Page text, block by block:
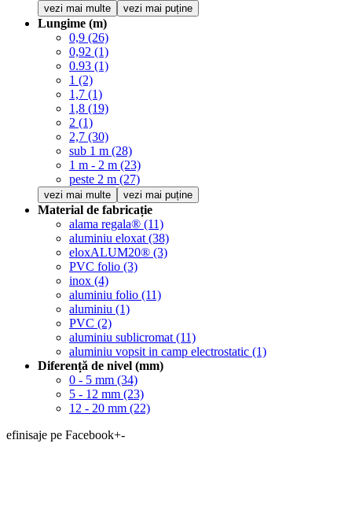
vezi mai multe vezi mai puține
Lungime (m)
0,9 (26)
0,92 (1)
0.93 (1)
1 (2)
1,7 (1)
1,8 (19)
2 (1)
2,7 (30)
sub 1 m (28)
1 m - 2 m (23)
peste 2 m (27)
vezi mai multe vezi mai puține
Material de fabricație
alama regala® (11)
aluminiu eloxat (38)
eloxALUM20® (3)
PVC folio (3)
inox (4)
aluminiu folio (11)
aluminiu (1)
PVC (2)
aluminiu sublicromat (11)
aluminiu vopsit in camp electrostatic (1)
Diferență de nivel (mm)
0 - 5 mm (34)
5 - 12 mm (23)
12 - 20 mm (22)
efinisaje pe Facebook+-